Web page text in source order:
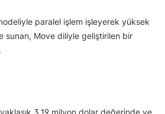
paralel işlem işleyerek yüksek
sunan, Move diliyle geliştirilen bir
3,19 milyon dolar değerinde ve